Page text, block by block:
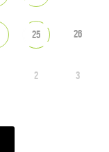
25 26
2 3